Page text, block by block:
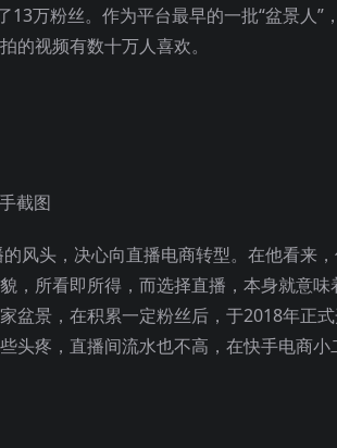
万粉丝。作为平台最早的一批“盆景人”
的视频有数十万人喜欢。
截图
风头，决心向直播电商转型。在他看来
，所看即所得，而选择直播，本身就意味
盆景，在积累一定粉丝后，于2018年正
头疼，直播间流水也不高，在快手电商小